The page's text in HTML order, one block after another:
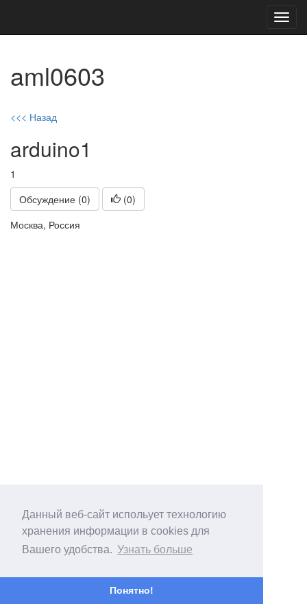
Данный веб-сайт испольует технологию
хранения информации в cookies для
Вашего удобства. Узнать больше
Понятно!
aml0603
<<< Назад
arduino1
1
Обсуждение (0)
(0)
Москва, Россия